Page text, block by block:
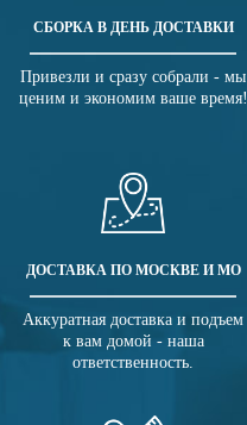
СБОРКА В ДЕНЬ ДОСТАВКИ
Привезли и сразу собрали - мы
ценим и экономим ваше время!
ДОСТАВКА ПО МОСКВЕ И МО
Аккуратная доставка и подъем
к вам домой - наша
ответственность.